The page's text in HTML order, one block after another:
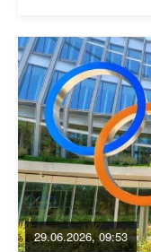
29.06.2026, 09:53